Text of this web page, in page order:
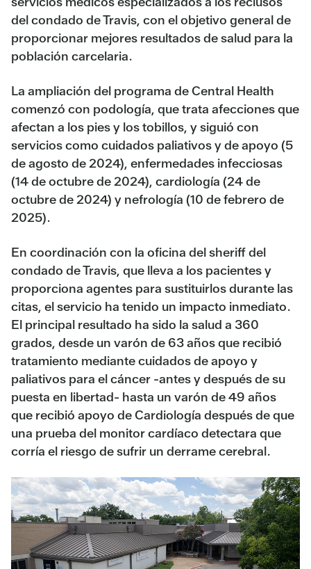
del condado de Travis, con el objetivo general de
proporcionar mejores resultados de salud para la
población carcelaria.
La ampliación del programa de Central Health
comenzó con podología, que trata afecciones que
afectan a los pies y los tobillos, y siguió con
servicios como cuidados paliativos y de apoyo (5
de agosto de 2024), enfermedades infecciosas
(14 de octubre de 2024), cardiología (24 de
octubre de 2024) y nefrología (10 de febrero de
2025).
En coordinación con la oficina del sheriff del
condado de Travis, que lleva a los pacientes y
proporciona agentes para sustituirlos durante las
citas, el servicio ha tenido un impacto inmediato.
El principal resultado ha sido la salud a 360
grados, desde un varón de 63 años que recibió
tratamiento mediante cuidados de apoyo y
paliativos para el cáncer -antes y después de su
puesta en libertad- hasta un varón de 49 años
que recibió apoyo de Cardiología después de que
una prueba del monitor cardíaco detectara que
corría el riesgo de sufrir un derrame cerebral.